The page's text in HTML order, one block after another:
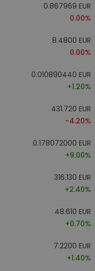
0.867969 EUR
0.00%
8.4800 EUR
0.00%
0.010890440 EUR
+1.20%
431.720 EUR
-4.20%
0.178072000 EUR
+9.00%
316.130 EUR
+2.40%
48.610 EUR
+0.70%
7.2200 EUR
+1.40%